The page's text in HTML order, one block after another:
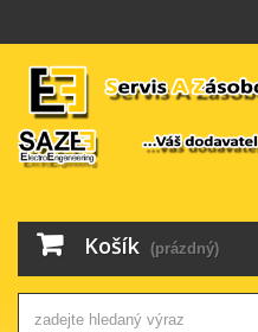
Košík (prázdný)